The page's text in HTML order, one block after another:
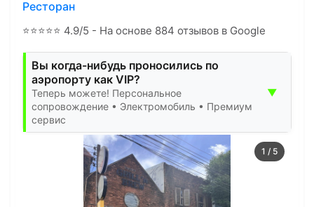
Ресторан
⭐⭐⭐⭐⭐ 4.9/5 - На основе 884 отзывов в Google
Вы когда-нибудь проносились по
аэропорту как VIP?
Теперь можете! Персональное
сопровождение • Электромобиль • Премиум
сервис
▼
1 / 5